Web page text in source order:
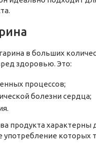
в больших
здоровью. Это:
процессов;
болезни сердца;
продукта
употребление которых